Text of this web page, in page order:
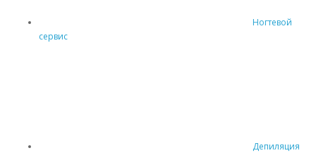
Ногтевой
сервис
Депиляция